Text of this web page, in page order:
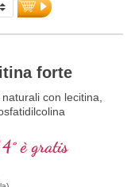
5 stars
forte
con lecitina,
è gratis